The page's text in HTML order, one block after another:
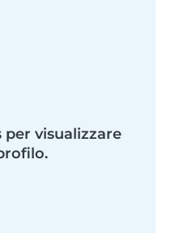
per visualizzare